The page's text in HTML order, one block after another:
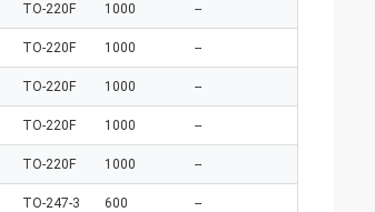
TO-220F 1000 --
TO-220F 1000 --
TO-220F 1000 --
TO-220F 1000 --
TO-220F 1000 --
TO-247-3 600 --